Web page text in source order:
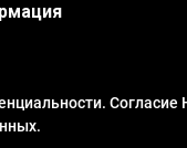
Согласие